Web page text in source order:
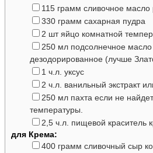
▢
115 грамм сливочное масло
▢
330 грамм сахарная пудра
▢
2 шт яйцо комнатной
▢
250 мл подсолнечное масло
дезодорированное (лучше
▢1 ч.л. уксус
▢
2 ч.л. ванильный экстракт
▢
250 мл пахта если не
температуры.
▢
2,5 ч.л. пищевой краситель
для Крема:
▢
400 грамм сливочный сыр